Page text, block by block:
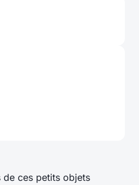
de ces petits objets